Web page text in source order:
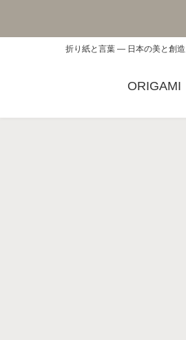
折り紙と言葉 — 日本の美と創
ORIGAMI